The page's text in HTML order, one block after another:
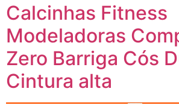
Calcinhas Fitness
Modeladoras
Zero Barriga Cós
Cintura alta